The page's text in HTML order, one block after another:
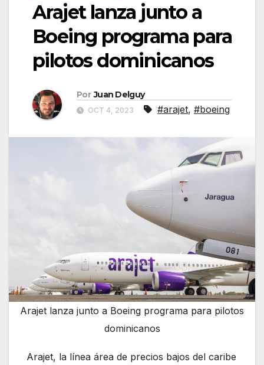
Arajet lanza junto a
Boeing programa para
pilotos dominicanos
Por Juan Delguy
OCT 4, 2023 #arajet, #boeing
Arajet lanza junto a Boeing programa para pilotos
dominicanos
Arajet, la línea área de precios bajos del caribe